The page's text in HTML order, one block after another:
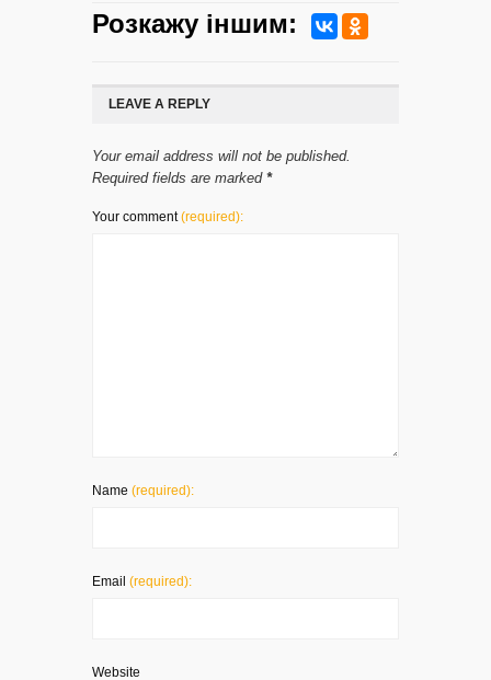
Розкажу iншим:
LEAVE A REPLY
Your email address will not be published.
Required fields are marked *
Your comment(required):
Name (required):
Email (required):
Website